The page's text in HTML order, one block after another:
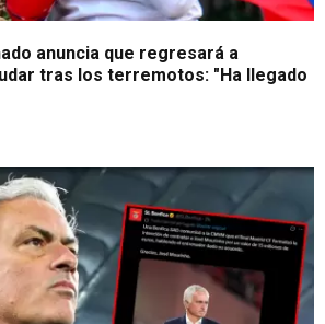
anuncia que regresará a
tras los terremotos: "Ha llegado
promesa